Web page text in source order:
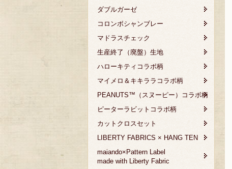
ダブルガーゼ
コロンボシャンブレー
マドラスチェック
生産終了（廃盤）生地
ハローキティコラボ柄
マイメロ＆キキララコラボ柄
PEANUTS™（スヌーピー）コラボ柄
ピーターラビットコラボ柄
カットクロスセット
LIBERTY FABRICS × HANG TEN
maiando×Pattern Label
made with Liberty Fabric